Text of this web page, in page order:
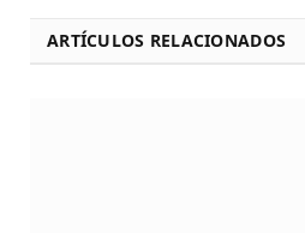
ARTÍCULOS RELACIONADOS